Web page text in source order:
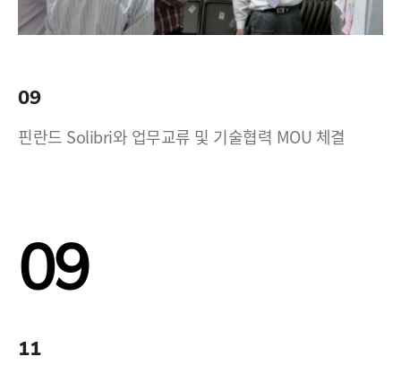
09
핀란드 Solibri와 업무교류 및 기술협력 MOU 체결
09
11